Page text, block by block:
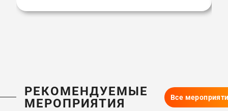
РЕКОМЕНДУЕМЫЕ
МЕРОПРИЯТИЯ
Все